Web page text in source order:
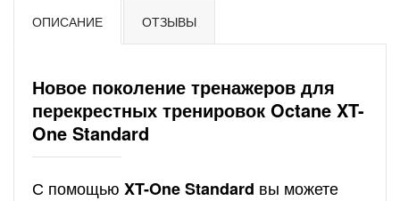
ОПИСАНИЕ ОТЗЫВЫ
Новое поколение тренажеров для
перекрестных тренировок Octane XT-
One Standard
С помощью XT-One Standard вы можете